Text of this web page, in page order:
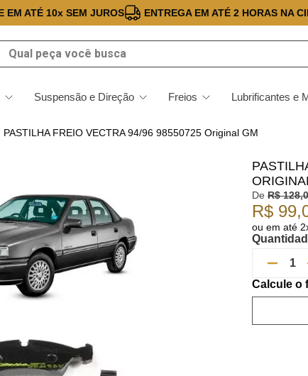
EM ATÉ 10x SEM JUROS ENTREGA EM ATÉ 2 HORAS NA
peça você busca
Suspensão e Direção Freios Lubrificantes e
PASTILHA FREIO VECTRA 94/96 98550725 Original GM
De R$ 128,
R$ 99,
ou em até 2